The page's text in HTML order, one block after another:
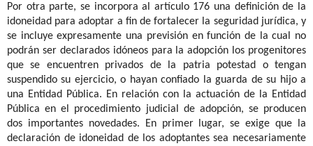
Por otra parte, se incorpora al artículo 176 una definición de la
idoneidad para adoptar a fin de fortalecer la seguridad jurídica, y
se incluye expresamente una previsión en función de la cual no
podrán ser declarados idóneos para la adopción los progenitores
que se encuentren privados de la patria potestad o tengan
suspendido su ejercicio, o hayan confiado la guarda de su hijo a
una Entidad Pública. En relación con la actuación de la Entidad
Pública en el procedimiento judicial de adopción, se producen
dos importantes novedades. En primer lugar, se exige que la
declaración de idoneidad de los adoptantes sea necesariamente